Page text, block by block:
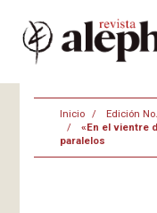
Inicio
Edición
«En el vientre
paralelos